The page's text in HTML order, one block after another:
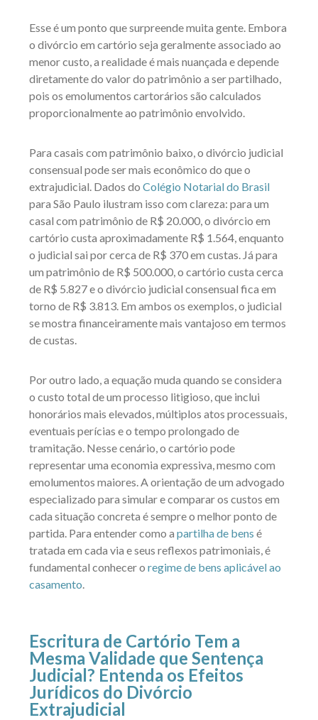
Esse é um ponto que surpreende muita gente. Embora
o divórcio em cartório seja geralmente associado ao
menor custo, a realidade é mais nuançada e depende
diretamente do valor do patrimônio a ser partilhado,
pois os emolumentos cartorários são calculados
proporcionalmente ao patrimônio envolvido.
Para casais com patrimônio baixo, o divórcio judicial
consensual pode ser mais econômico do que o
extrajudicial. Dados do Colégio Notarial do Brasil
para São Paulo ilustram isso com clareza: para um
casal com patrimônio de R$ 20.000, o divórcio em
cartório custa aproximadamente R$ 1.564, enquanto
o judicial sai por cerca de R$ 370 em custas. Já para
um patrimônio de R$ 500.000, o cartório custa cerca
de R$ 5.827 e o divórcio judicial consensual fica em
torno de R$ 3.813. Em ambos os exemplos, o judicial
se mostra financeiramente mais vantajoso em termos
de custas.
Por outro lado, a equação muda quando se considera
o custo total de um processo litigioso, que inclui
honorários mais elevados, múltiplos atos processuais,
eventuais perícias e o tempo prolongado de
tramitação. Nesse cenário, o cartório pode
representar uma economia expressiva, mesmo com
emolumentos maiores. A orientação de um advogado
especializado para simular e comparar os custos em
cada situação concreta é sempre o melhor ponto de
partida. Para entender como a partilha de bens é
tratada em cada via e seus reflexos patrimoniais, é
fundamental conhecer o regime de bens aplicável ao
casamento
Escritura de Cartório Tem a
Mesma Validade que Sentença
Judicial? Entenda os Efeitos
Jurídicos do Divórcio
Extrajudicial